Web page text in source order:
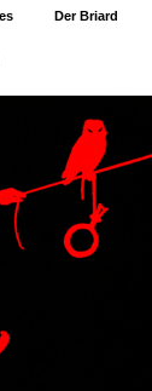
Der Briard